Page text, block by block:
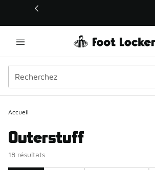
Ce lien s’ouvrira dans une nouvelle fenêtre
Accueil
Outerstuff
18 résultats